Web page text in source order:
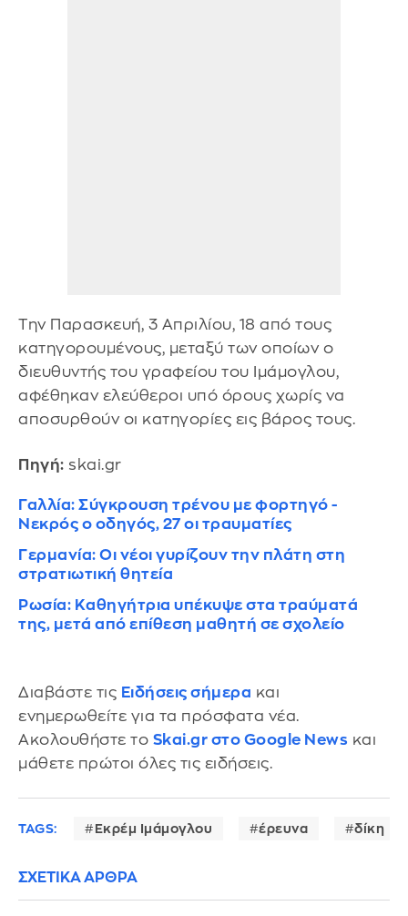
Την Παρασκευή, 3 Απριλίου, 18 από τους
κατηγορουμένους, μεταξύ των οποίων ο
διευθυντής του γραφείου του Ιμάμογλου,
αφέθηκαν ελεύθεροι υπό όρους χωρίς να
αποσυρθούν οι κατηγορίες εις βάρος τους.
Πηγή: skai.gr
Γαλλία: Σύγκρουση τρένου με φορτηγό -
Νεκρός ο οδηγός, 27 οι τραυματίες
Γερμανία: Οι νέοι γυρίζουν την πλάτη στη
στρατιωτική θητεία
Ρωσία: Καθηγήτρια υπέκυψε στα τραύματά
της, μετά από επίθεση μαθητή σε σχολείο
Διαβάστε τις Ειδήσεις σήμερα και
ενημερωθείτε για τα πρόσφατα νέα.
Ακολουθήστε το Skai.gr στο Google News και
μάθετε πρώτοι όλες τις ειδήσεις.
TAGS: Εκρέμ Ιμάμογλου έρευνα δίκη
ΣΧΕΤΙΚΑ ΑΡΘΡΑ